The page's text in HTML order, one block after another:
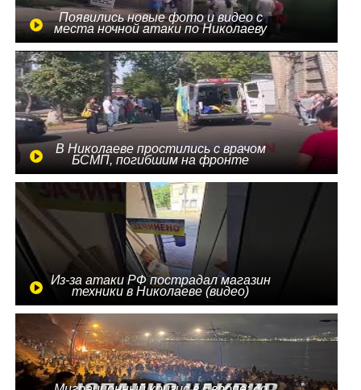
Появились новые фото и видео с
места ночной атаки по Николаеву
В Николаеве простились с врачом
БСМП, погибшим на фронте
Из-за атаки РФ пострадал магазин
техники в Николаеве (видео)